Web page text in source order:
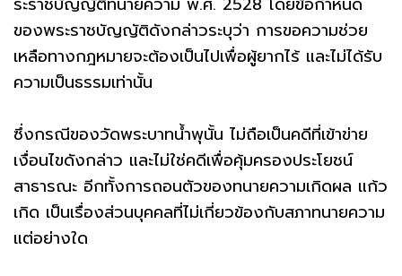
ของพระราชบัญญัติดังกล่าวระบุว่า การขอความช่วย
เหลือทางกฎหมายจะต้องเป็นไปเพื่อผู้ยากไร้ และไม่ได้รับ
ความเป็นธรรมเท่านั้น
ซึ่งกรณีของวัดพระบาทน้ำพุนั้น ไม่ถือเป็นคดีที่เข้าข่าย
เงื่อนไขดังกล่าว และไม่ใช่คดีเพื่อคุ้มครองประโยชน์
สาธารณะ อีกทั้งการถอนตัวของทนายความเกิดผล แก้ว
เกิด เป็นเรื่องส่วนบุคคลที่ไม่เกี่ยวข้องกับสภาทนายความ
แต่อย่างใด